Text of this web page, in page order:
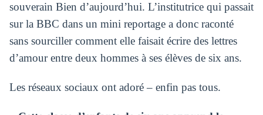
souverain Bien d’aujourd’hui. L’institutrice qui passait
sur la BBC dans un mini reportage a donc raconté
sans sourciller comment elle faisait écrire des lettres
d’amour entre deux hommes à ses élèves de six ans.
Les réseaux sociaux ont adoré – enfin pas tous.